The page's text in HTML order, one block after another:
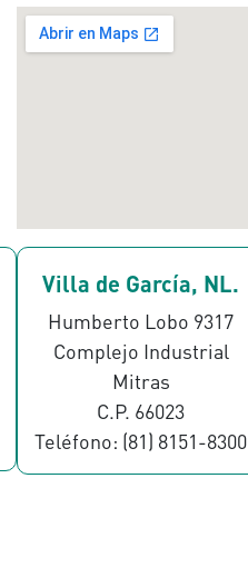
Villa de García, NL.
Humberto Lobo 9317
Complejo Industrial
Mitras
C.P. 66023
Teléfono: (81) 8151-8300